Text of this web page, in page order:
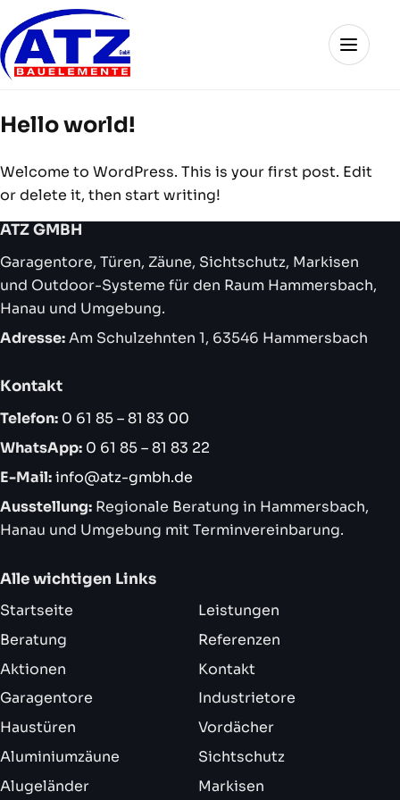
to
content
atz-
gmbh.de
Menü
Hello world!
Welcome to WordPress. This is your first post. Edit
or delete it, then start writing!
ATZ GMBH
Garagentore, Türen, Zäune, Sichtschutz, Markisen
und Outdoor-Systeme für den Raum Hammersbach,
Hanau und Umgebung.
Adresse:Am Schulzehnten 1, 63546 Hammersbach
Kontakt
Telefon: 0 61 85 – 81 83 00
WhatsApp: 0 61 85 – 81 83 22
E-Mail:info@atz-gmbh.de
Ausstellung: Regionale Beratung in Hammersbach,
Hanau und Umgebung mit Terminvereinbarung.
Alle wichtigen Links
Startseite
Leistungen
Beratung
Referenzen
Aktionen
Kontakt
Garagentore
Industrietore
Haustüren
Vordächer
Aluminiumzäune
Sichtschutz
Alugeländer
Markisen